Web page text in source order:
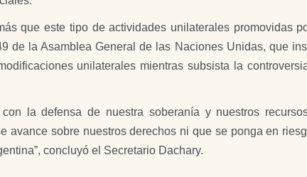
que este tipo de actividades unilaterales promovidas
de la Asamblea General de las Naciones Unidas, que
unilaterales mientras subsista la
la defensa de nuestra soberanía y nuestros
avance sobre nuestros derechos ni que se ponga en
concluyó el Secretario Dachary.